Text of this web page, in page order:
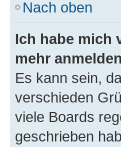
Nach oben
Ich habe mich
mehr
Es kann sein,
verschieden
viele Boards
geschrieben